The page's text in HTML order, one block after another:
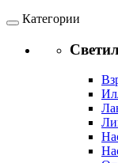
Категории